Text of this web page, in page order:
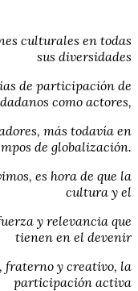
culturales en todas
sus diversidades
de participación de
como actores,
más todavía en
de globalización.
es hora de que la
cultura y el
y relevancia que
tienen en el devenir
fraterno y creativo, la
participación activa